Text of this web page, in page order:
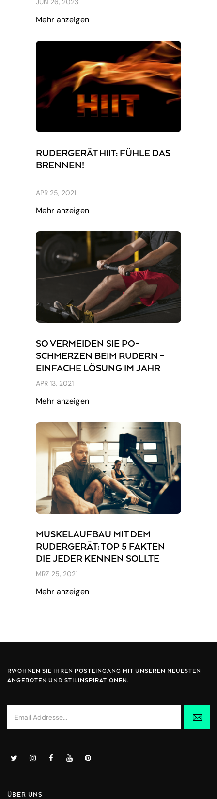
JUN 26, 2023
Mehr anzeigen
RUDERGERÄT HIIT: FÜHLE DAS
BRENNEN!
APR 25, 2021
Mehr anzeigen
SO VERMEIDEN SIE PO-
SCHMERZEN BEIM RUDERN –
EINFACHE LÖSUNG IM JAHR
2023
APR 13, 2021
Mehr anzeigen
MUSKELAUFBAU MIT DEM
RUDERGERÄT: TOP 5 FAKTEN
DIE JEDER KENNEN SOLLTE
MRZ 25, 2021
Mehr anzeigen
RWÖHNEN SIE IHREN POSTEINGANG MIT UNSEREN NEUESTEN
ANGEBOTEN UND STILINSPIRATIONEN.
ÜBER UNS